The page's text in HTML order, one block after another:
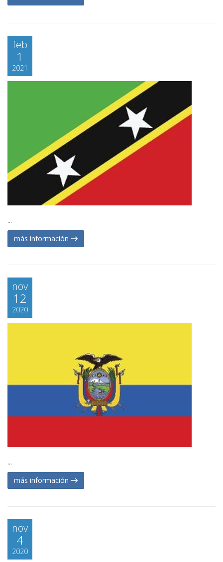
feb
1
2021
...
más información
nov
12
2020
...
más información
nov
4
2020